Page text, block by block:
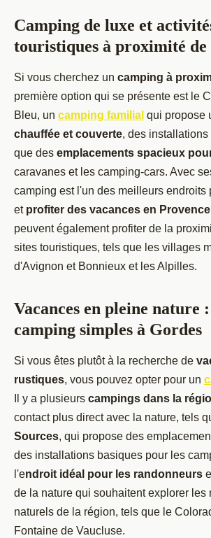
Camping de luxe et
touristiques à proximité de
Si vous cherchez un camping à
première option qui se présente est le
Bleu, un camping familial qui propose
chauffée et couverte, des
que des emplacements spacieux
caravanes et les camping-cars. Avec
camping est l'un des meilleurs endroits
et profiter des vacances en Provence
peuvent également profiter de la
sites touristiques, tels que les villages
d'Avignon et Bonnieux et les Alpilles.
Vacances en pleine nature
camping simples à Gordes
Si vous êtes plutôt à la recherche de
rustiques, vous pouvez opter pour un
Il y a plusieurs campings dans la
contact plus direct avec la nature, tels
Sources, qui propose des
des installations basiques pour les
l'endroit idéal pour les randonneurs
de la nature qui souhaitent explorer les
naturels de la région, tels que le
Fontaine de Vaucluse.